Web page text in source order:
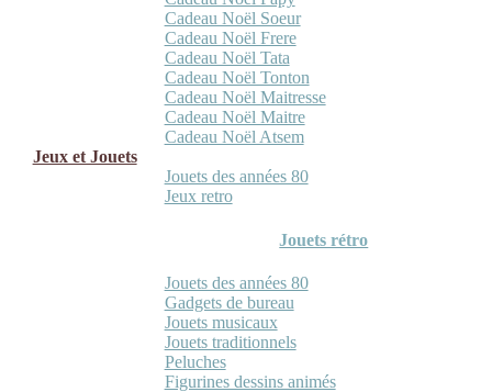
Cadeau Noël Soeur
Cadeau Noël Frere
Cadeau Noël Tata
Cadeau Noël Tonton
Cadeau Noël Maitresse
Cadeau Noël Maitre
Cadeau Noël Atsem
Jeux et Jouets
Jouets des années 80
Jeux retro
Jouets rétro
Jouets des années 80
Gadgets de bureau
Jouets musicaux
Jouets traditionnels
Peluches
Figurines dessins animés